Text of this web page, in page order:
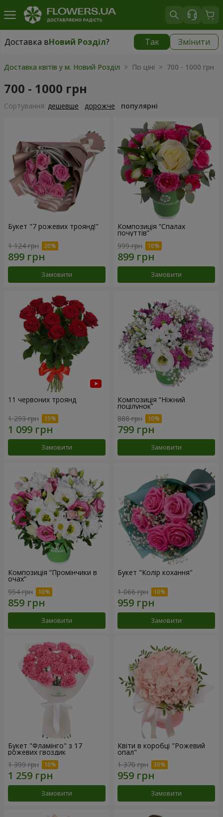
Доставка вНовий Розділ? Так Змінити
Доставка вНовий Розділ|
Доставка квітів у м. Новий Розділ > По ціні > 700 - 1000 грн
700 - 1000 грн
Сортування: дешевше дорожче популярні
Букет "7 рожевих троянд!"
1 124 грн
Замовити
Композиція “Спалах
почуттів”
999 грн
Замовити
11 червоних троянд
1 293 грн
Замовити
Композиція “Ніжний
поцілунок”
888 грн
Замовити
Композиція “Промінчики в
очах”
954 грн
Замовити
Букет "Колір кохання"
1 066 грн
Замовити
Букет "Фламінго" з 17
рожевих гвоздик
1 399 грн
Замовити
Квіти в коробці "Рожевий
опал"
1 370 грн
Замовити